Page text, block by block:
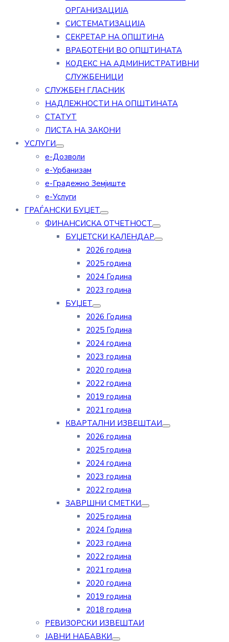
ОРГАНИЗАЦИЈА
СИСТЕМАТИЗАЦИЈА
СЕКРЕТАР НА ОПШТИНА
ВРАБОТЕНИ ВО ОПШТИНАТА
КОДЕКС НА АДМИНИСТРАТИВНИ
СЛУЖБЕНИЦИ
СЛУЖБЕН ГЛАСНИК
НАДЛЕЖНОСТИ НА ОПШТИНАТА
СТАТУТ
ЛИСТА НА ЗАКОНИ
УСЛУГИ
е-Дозволи
е-Урбанизам
е-Градежно Земјиште
е-Услуги
ГРАЃАНСКИ БУЏЕТ
ФИНАНСИСКА ОТЧЕТНОСТ
БУЏЕТСКИ КАЛЕНДАР
2026 година
2025 година
2024 Година
2023 година
БУЏЕТ
2026 Година
2025 Година
2024 година
2023 година
2020 година
2022 година
2019 година
2021 година
КВАРТАЛНИ ИЗВЕШТАИ
2026 година
2025 година
2024 година
2023 година
2022 година
ЗАВРШНИ СМЕТКИ
2025 година
2024 Година
2023 година
2022 година
2021 година
2020 година
2019 година
2018 година
РЕВИЗОРСКИ ИЗВЕШТАИ
ЈАВНИ НАБАВКИ